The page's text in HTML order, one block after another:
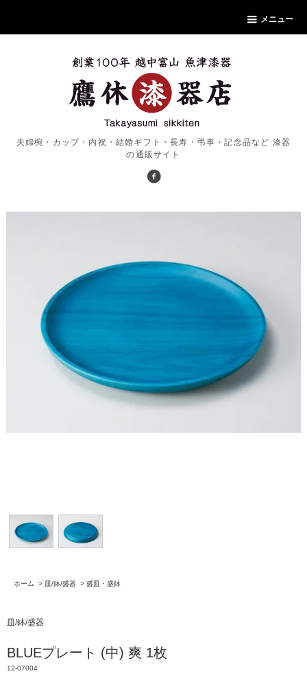
メニュー
夫婦椀・カップ・内祝・結婚ギフト・長寿・弔事・記念品など 漆器
の通販サイト
ホーム > 皿/鉢/盛器 > 盛皿・盛鉢
皿/鉢/盛器
BLUEプレート (中) 爽 1枚
12-07004